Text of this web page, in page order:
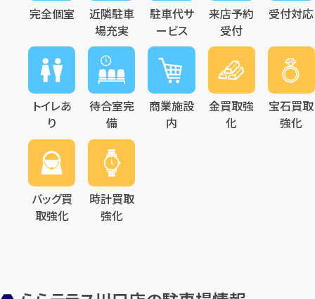
完全個室
近隣駐車
場充実
駐車代サ
ービス
来店予約
受付
受付対応
トイレあ
り
待合室完
備
商業施設
内
金買取強
化
宝石買取
強化
バッグ買
取強化
時計買取
強化